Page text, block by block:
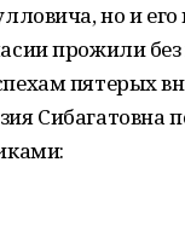
но и
прожили
пятерых
Сибагатовна